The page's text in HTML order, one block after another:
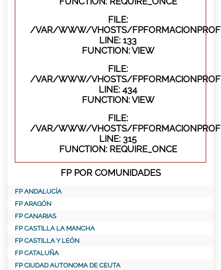
FILE:
/VAR/WWW/VHOSTS/
LINE: 133
FUNCTION: VIEW
FILE:
/VAR/WWW/VHOSTS/
LINE: 434
FUNCTION: VIEW
FILE:
/VAR/WWW/VHOSTS/
LINE: 315
FUNCTION: REQUIRE_ONCE
FP POR COMUNIDADES
FP ANDALUCÍA
FP ARAGÓN
FP CANARIAS
FP CASTILLA LA MANCHA
FP CASTILLA Y LEÓN
FP CATALUÑA
FP CIUDAD AUTONOMA DE CEUTA